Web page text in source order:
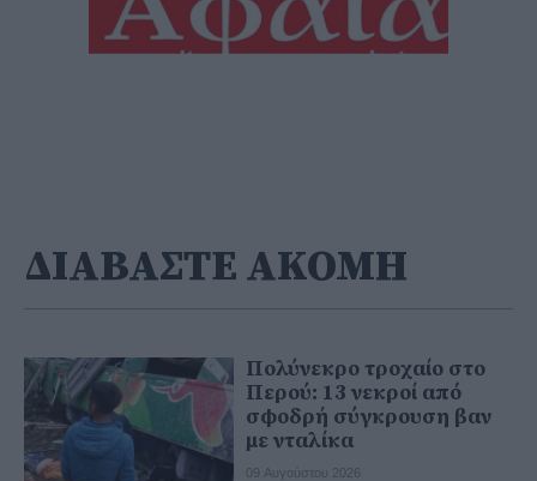
ΔΙΑΒΑΣΤΕ ΑΚΟΜΗ
Πολύνεκρο τροχαίο στο
Περού: 13 νεκροί από
σφοδρή σύγκρουση βαν
με νταλίκα
09 Αυγούστου 2026